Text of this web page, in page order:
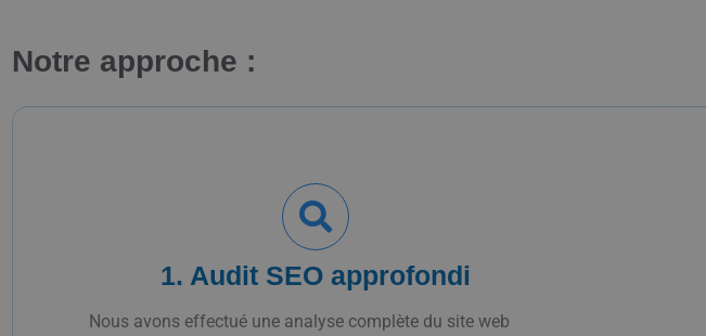
Notre approche :
1. Audit SEO approfondi
Nous avons effectué une analyse complète du site web